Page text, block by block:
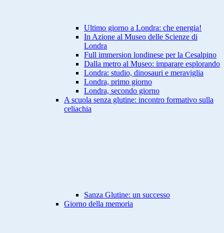
Ultimo giorno a Londra: che energia!
In Azione al Museo delle Scienze di
Londra
Full immersion londinese per la Cesalpino
Dalla metro al Museo: imparare esplorando
Londra: studio, dinosauri e meraviglia
Londra, primo giorno
Londra, secondo giorno
A scuola senza glutine: incontro formativo sulla
celiachia
Sanza Glutine: un successo
Giorno della memoria